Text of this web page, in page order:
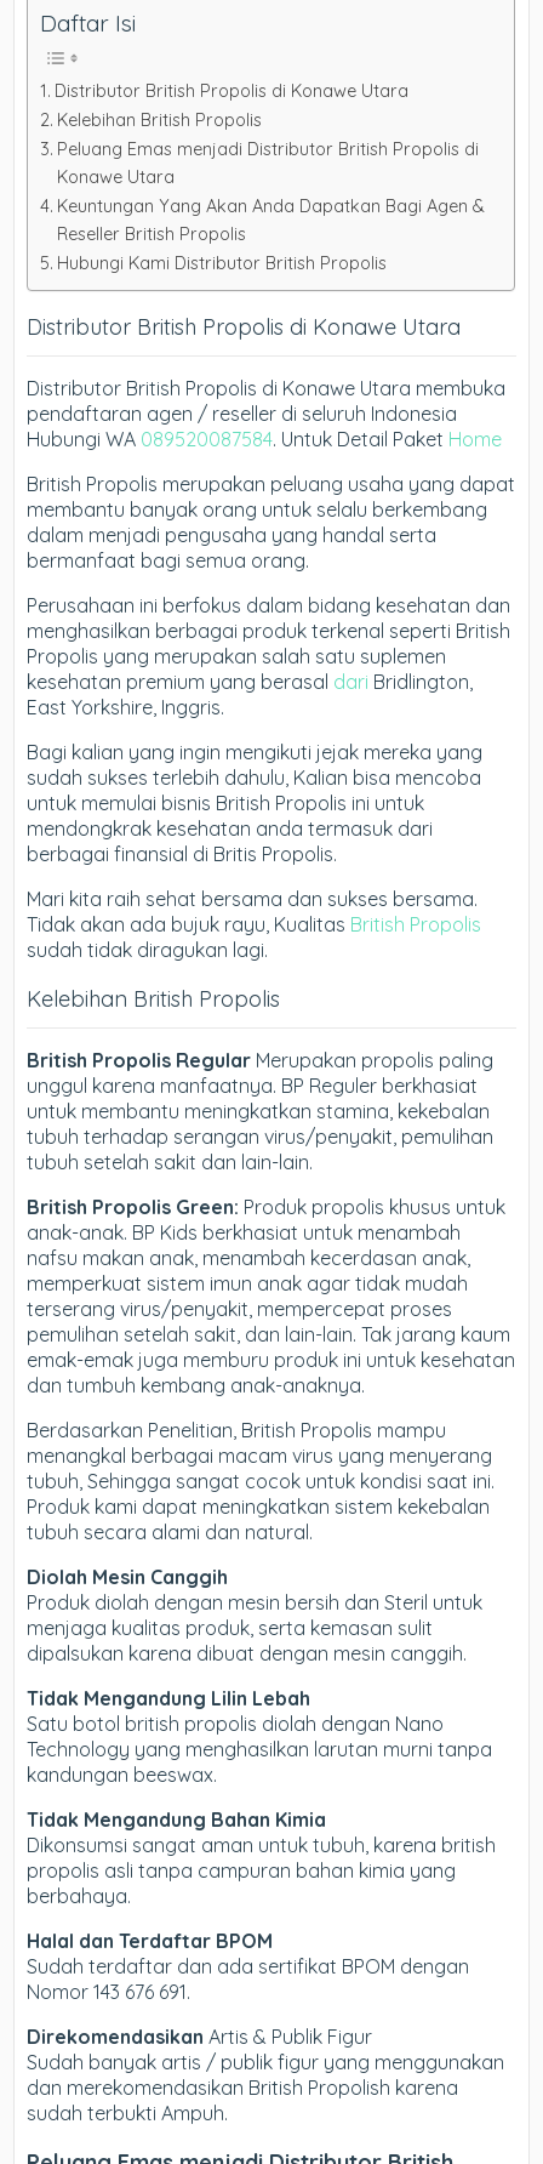
Daftar Isi
Distributor British Propolis di Konawe Utara
Kelebihan British Propolis
Peluang Emas menjadi Distributor British Propolis di
Konawe Utara
Keuntungan Yang Akan Anda Dapatkan Bagi Agen &
Reseller British Propolis
Hubungi Kami Distributor British Propolis
Distributor British Propolis di Konawe Utara
Distributor British Propolis di Konawe Utara membuka
pendaftaran agen / reseller di seluruh Indonesia
Hubungi WA 089520087584. Untuk Detail Paket Home
British Propolis merupakan peluang usaha yang dapat
membantu banyak orang untuk selalu berkembang
dalam menjadi pengusaha yang handal serta
bermanfaat bagi semua orang.
Perusahaan ini berfokus dalam bidang kesehatan dan
menghasilkan berbagai produk terkenal seperti British
Propolis yang merupakan salah satu suplemen
kesehatan premium yang berasal dari Bridlington,
East Yorkshire, Inggris.
Bagi kalian yang ingin mengikuti jejak mereka yang
sudah sukses terlebih dahulu, Kalian bisa mencoba
untuk memulai bisnis British Propolis ini untuk
mendongkrak kesehatan anda termasuk dari
berbagai finansial di Britis Propolis.
Mari kita raih sehat bersama dan sukses bersama.
Tidak akan ada bujuk rayu, Kualitas British Propolis
sudah tidak diragukan lagi.
Kelebihan British Propolis
British Propolis Regular Merupakan propolis paling
unggul karena manfaatnya. BP Reguler berkhasiat
untuk membantu meningkatkan stamina, kekebalan
tubuh terhadap serangan virus/penyakit, pemulihan
tubuh setelah sakit dan lain-lain.
British Propolis Green: Produk propolis khusus untuk
anak-anak. BP Kids berkhasiat untuk menambah
nafsu makan anak, menambah kecerdasan anak,
memperkuat sistem imun anak agar tidak mudah
terserang virus/penyakit, mempercepat proses
pemulihan setelah sakit, dan lain-lain. Tak jarang kaum
emak-emak juga memburu produk ini untuk kesehatan
dan tumbuh kembang anak-anaknya.
Berdasarkan Penelitian, British Propolis mampu
menangkal berbagai macam virus yang menyerang
tubuh, Sehingga sangat cocok untuk kondisi saat ini.
Produk kami dapat meningkatkan sistem kekebalan
tubuh secara alami dan natural.
Diolah Mesin Canggih
Produk diolah dengan mesin bersih dan Steril untuk
menjaga kualitas produk, serta kemasan sulit
dipalsukan karena dibuat dengan mesin canggih.
Tidak Mengandung Lilin Lebah
Satu botol british propolis diolah dengan Nano
Technology yang menghasilkan larutan murni tanpa
kandungan beeswax.
Tidak Mengandung Bahan Kimia
Dikonsumsi sangat aman untuk tubuh, karena british
propolis asli tanpa campuran bahan kimia yang
berbahaya.
Halal dan Terdaftar BPOM
Sudah terdaftar dan ada sertifikat BPOM dengan
Nomor 143 676 691.
Direkomendasikan Artis & Publik Figur
Sudah banyak artis / publik figur yang menggunakan
dan merekomendasikan British Propolish karena
sudah terbukti Ampuh.